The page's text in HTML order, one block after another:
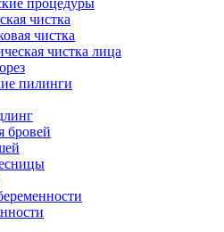
процедуры
чистка
чистка
чистка лица
пилинги
бровей